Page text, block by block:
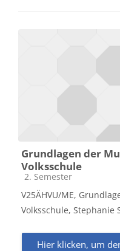
Grundlagen der
Volksschule
Kursbereich
2. Semester
V25ÄHVU/ME,
Volksschule, Stephanie
Hier klicken, um